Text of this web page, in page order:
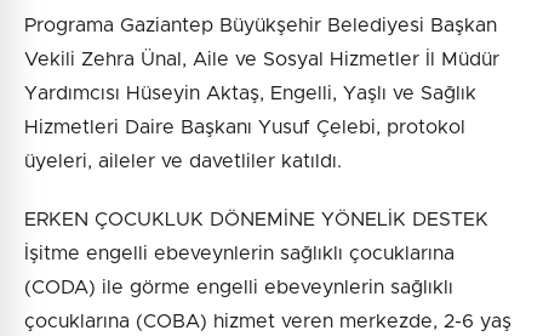
Programa Gaziantep Büyükşehir Belediyesi Başkan
Vekili Zehra Ünal, Aile ve Sosyal Hizmetler İl Müdür
Yardımcısı Hüseyin Aktaş, Engelli, Yaşlı ve Sağlık
Hizmetleri Daire Başkanı Yusuf Çelebi, protokol
üyeleri, aileler ve davetliler katıldı.
ERKEN ÇOCUKLUK DÖNEMİNE YÖNELİK DESTEK
İşitme engelli ebeveynlerin sağlıklı çocuklarına
(CODA) ile görme engelli ebeveynlerin sağlıklı
çocuklarına (COBA) hizmet veren merkezde, 2-6 yaş